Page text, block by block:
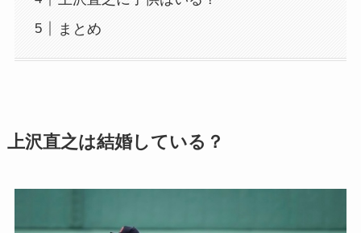
まとめ
上沢直之は結婚している？